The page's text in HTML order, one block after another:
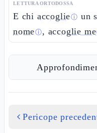
LETTURA ORTODOSSA
E chi accoglieⓘ un
nomeⓘ, accoglie me
Pericope